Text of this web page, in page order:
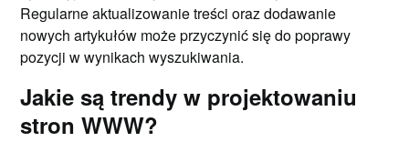
Regularne aktualizowanie treści oraz dodawanie
nowych artykułów może przyczynić się do poprawy
pozycji w wynikach wyszukiwania.
Jakie są trendy w projektowaniu
stron WWW?